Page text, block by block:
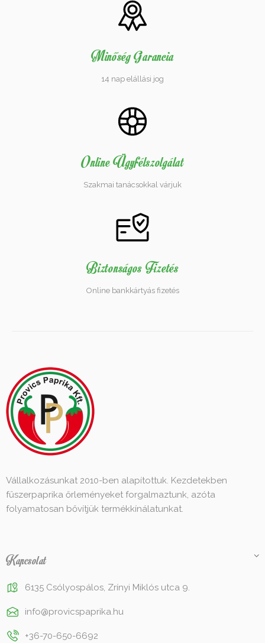
Minőség Garancia
14 nap elállási jog
Online Ügyfélszolgálat
Szakmai tanácsokkal várjuk
Biztonságos Fizetés
Online bankkártyás fizetés
Vállalkozásunkat 2010-ben alapítottuk. Kezdetekben
fűszerpaprika őrleményeket forgalmaztunk, azóta
folyamatosan bővítjük termékkínálatunkat.
Kapcsolat
6135 Csólyospálos, Zrínyi Miklós utca 9.
info@provicspaprika.hu
+36-70-650-6692